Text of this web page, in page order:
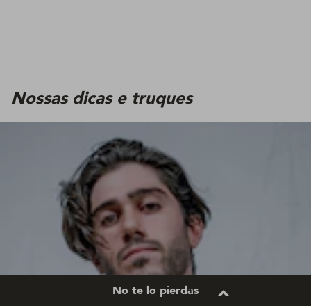
Nossas dicas e truques
No te lo pierdas